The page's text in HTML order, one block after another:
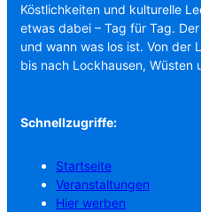
Köstlichkeiten und kulturelle
etwas dabei – Tag für Tag.
und wann was los ist. Von der
bis nach Lockhausen, Wüsten
Schnellzugriffe:
Startseite
Veranstaltungen
Hier werben